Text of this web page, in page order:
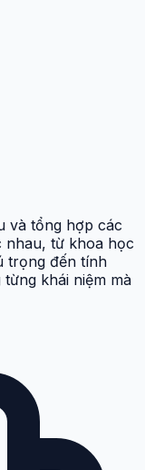
và tổng hợp các
nhau, từ khoa học
trọng đến tính
khái niệm mà